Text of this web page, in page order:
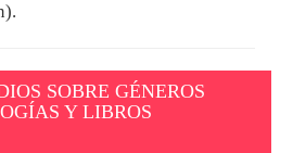
SOBRE GÉNEROS
Y LIBROS